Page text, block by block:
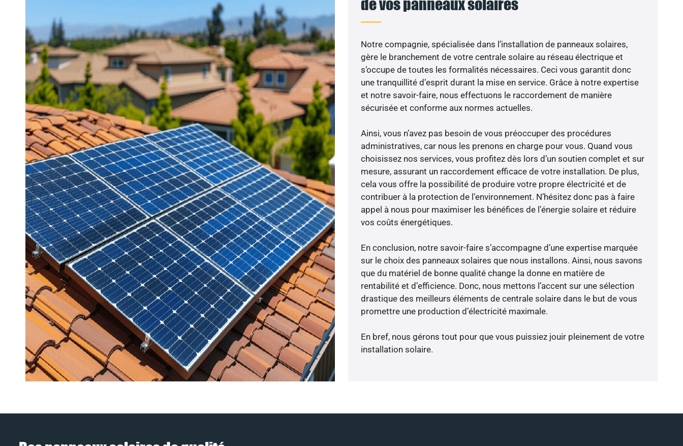
Notre compagnie, spécialisée dans l’installation de panneaux solaires,
gère le branchement de votre centrale solaire au réseau électrique et
s’occupe de toutes les formalités nécessaires. Ceci vous garantit donc
une tranquillité d’esprit durant la mise en service. Grâce à notre expertise
et notre savoir-faire, nous effectuons le raccordement de manière
sécurisée et conforme aux normes actuelles.
Ainsi, vous n’avez pas besoin de vous préoccuper des procédures
administratives, car nous les prenons en charge pour vous. Quand vous
choisissez nos services, vous profitez dès lors d’un soutien complet et sur
mesure, assurant un raccordement efficace de votre installation. De plus,
cela vous offre la possibilité de produire votre propre électricité et de
contribuer à la protection de l’environnement. N’hésitez donc pas à faire
appel à nous pour maximiser les bénéfices de l’énergie solaire et réduire
vos coûts énergétiques.
En conclusion, notre savoir-faire s’accompagne d’une expertise marquée
sur le choix des panneaux solaires que nous installons. Ainsi, nous savons
que du matériel de bonne qualité change la donne en matière de
rentabilité et d’efficience. Donc, nous mettons l’accent sur une sélection
drastique des meilleurs éléments de centrale solaire dans le but de vous
promettre une production d’électricité maximale.
En bref, nous gérons tout pour que vous puissiez jouir pleinement de votre
installation solaire.